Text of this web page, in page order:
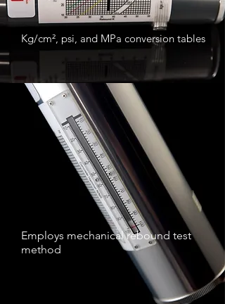
Kg/cm², psi, and MPa conversion tables
Employs mechanical rebound test
method